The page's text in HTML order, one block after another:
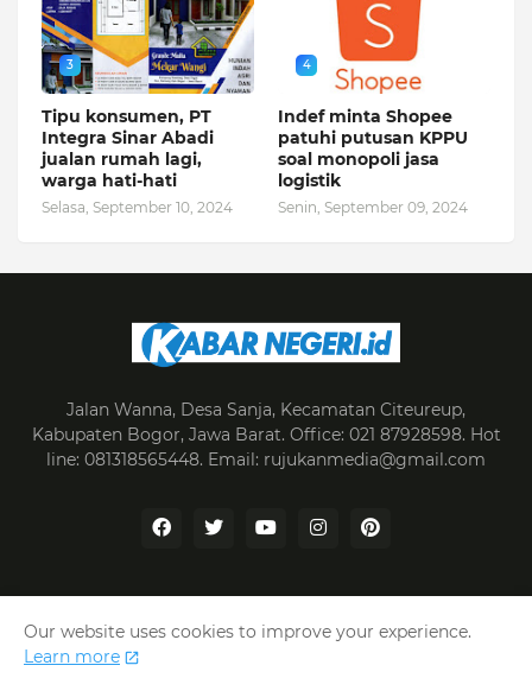
3
Tipu konsumen, PT
Integra Sinar Abadi
jualan rumah lagi,
warga hati-hati
Selasa, September 10, 2024
4
Indef minta Shopee
patuhi putusan KPPU
soal monopoli jasa
logistik
Senin, September 09, 2024
Jalan Wanna, Desa Sanja, Kecamatan Citeureup,
Kabupaten Bogor, Jawa Barat. Office: 021 87928598. Hot
line: 081318565448. Email: rujukanmedia@gmail.com
Home Redaksi
Pedoman Media Siber
Our website uses cookies to improve your experience.
Learn more